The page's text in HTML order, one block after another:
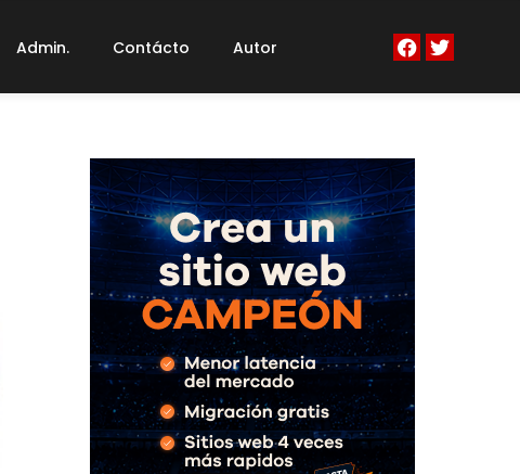
Admin. Contácto Autor